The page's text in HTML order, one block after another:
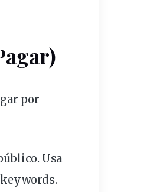
por
. Usa
keywords.